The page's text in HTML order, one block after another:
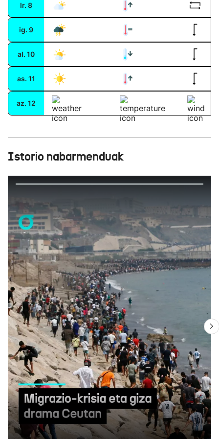
lr. 8
ig. 9
al. 10
as. 11
az. 12
Istorio nabarmenduak